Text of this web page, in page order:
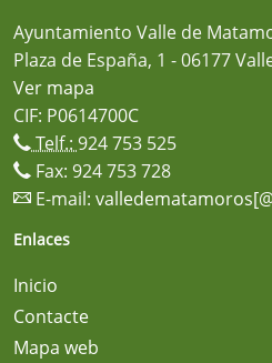
Ayuntamiento Valle de
Plaza de España, 1 - 06177
Ver mapa
CIF: P0614700C
Telf.: 924 753 525
Fax: 924 753 728
E-mail:
Enlaces
Inicio
Contacte
Mapa web